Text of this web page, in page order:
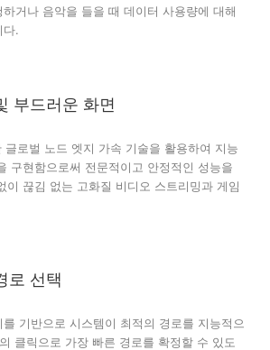
거나 음악을 들을 때 데이터 사용량에 대해
.
부드러운 화면
로벌 노드 엣지 가속 기술을 활용하여 지능
구현함으로써 전문적이고 안정적인 성능을
이 끊김 없는 고화질 비디오 스트리밍과 게임
로 선택
기반으로 시스템이 최적의 경로를 지능적으
클릭으로 가장 빠른 경로를 확정할 수 있도